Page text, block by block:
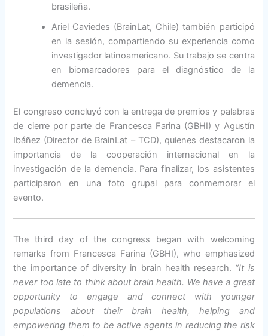
brasileña.
Ariel Caviedes (BrainLat, Chile) también participó
en la sesión, compartiendo su experiencia como
investigador latinoamericano. Su trabajo se centra
en biomarcadores para el diagnóstico de la
demencia.
El congreso concluyó con la entrega de premios y palabras
de cierre por parte de Francesca Farina (GBHI) y Agustín
Ibáñez (Director de BrainLat – TCD), quienes destacaron la
importancia de la cooperación internacional en la
investigación de la demencia. Para finalizar, los asistentes
participaron en una foto grupal para conmemorar el
evento.
The third day of the congress began with welcoming
remarks from Francesca Farina (GBHI), who emphasized
the importance of diversity in brain health research. “It is
never too late to think about brain health. We have a great
opportunity to engage and connect with younger
populations about their brain health, helping and
empowering them to be active agents in reducing the risk